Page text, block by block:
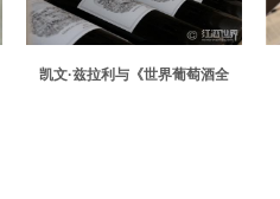
凯文·兹拉利与《世界葡萄酒全